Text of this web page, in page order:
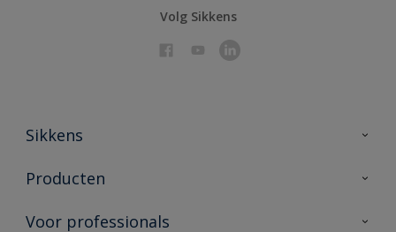
Volg Sikkens
Sikkens
Over Sikkens
Duurzaamheid
Producten
Producten voor binnen
Voor professionals